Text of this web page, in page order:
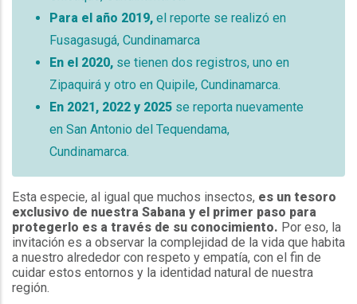
Para el año 2019, el reporte se realizó en
Fusagasugá, Cundinamarca
En el 2020, se tienen dos registros, uno en
Zipaquirá y otro en Quipile, Cundinamarca.
En 2021, 2022 y 2025 se reporta nuevamente
en San Antonio del Tequendama,
Cundinamarca.
Esta especie, al igual que muchos insectos, es un tesoro
exclusivo de nuestra Sabana y el primer paso para
protegerlo es a través de su conocimiento. Por eso, la
invitación es a observar la complejidad de la vida que habita
a nuestro alrededor con respeto y empatía, con el fin de
cuidar estos entornos y la identidad natural de nuestra
región.